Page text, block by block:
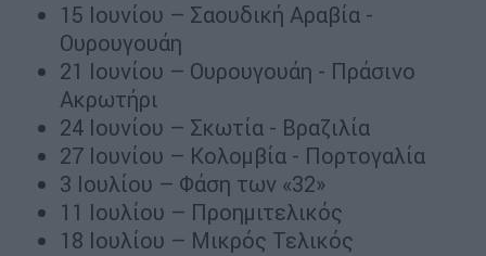
15 Ιουνίου – Σαουδική Αραβία -
Ουρουγουάη
21 Ιουνίου – Ουρουγουάη - Πράσινο
Ακρωτήρι
24 Ιουνίου – Σκωτία - Βραζιλία
27 Ιουνίου – Κολομβία - Πορτογαλία
3 Ιουλίου – Φάση των «32»
11 Ιουλίου – Προημιτελικός
18 Ιουλίου – Μικρός Τελικός